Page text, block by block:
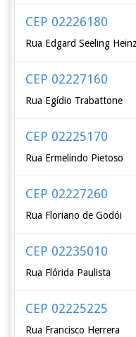
CEP 02226180
Rua Edgard Seeling
CEP 02227160
Rua Egídio Trabattone
CEP 02225170
Rua Ermelindo Pietoso
CEP 02227260
Rua Floriano de Godói
CEP 02235010
Rua Flórida Paulista
CEP 02225225
Rua Francisco Herrera